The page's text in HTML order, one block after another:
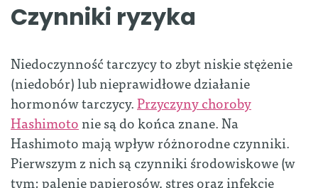
Czynniki ryzyka
Niedoczynność tarczycy to zbyt niskie stężenie
(niedobór) lub nieprawidłowe działanie
hormonów tarczycy.Przyczyny choroby
Hashimotonie są do końca znane. Na
Hashimoto mają wpływ różnorodne czynniki.
Pierwszym z nich są czynniki środowiskowe (w
tym: palenie papierosów, stres oraz infekcje